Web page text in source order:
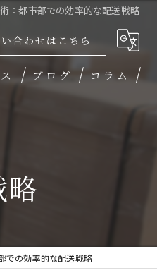
：都市部での効率的な配送戦略
合わせはこちら
ブログ コラム
での効率的な配送戦略